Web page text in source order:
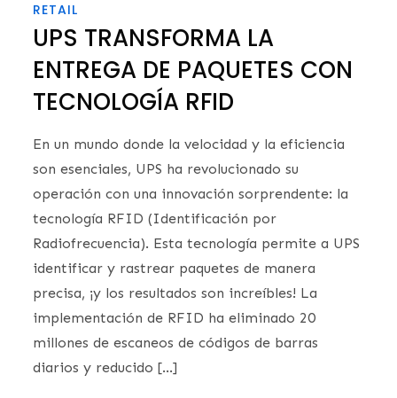
RETAIL
UPS TRANSFORMA LA
ENTREGA DE PAQUETES CON
TECNOLOGÍA RFID
En un mundo donde la velocidad y la eficiencia
son esenciales, UPS ha revolucionado su
operación con una innovación sorprendente: la
tecnología RFID (Identificación por
Radiofrecuencia). Esta tecnología permite a UPS
identificar y rastrear paquetes de manera
precisa, ¡y los resultados son increíbles! La
implementación de RFID ha eliminado 20
millones de escaneos de códigos de barras
diarios y reducido […]